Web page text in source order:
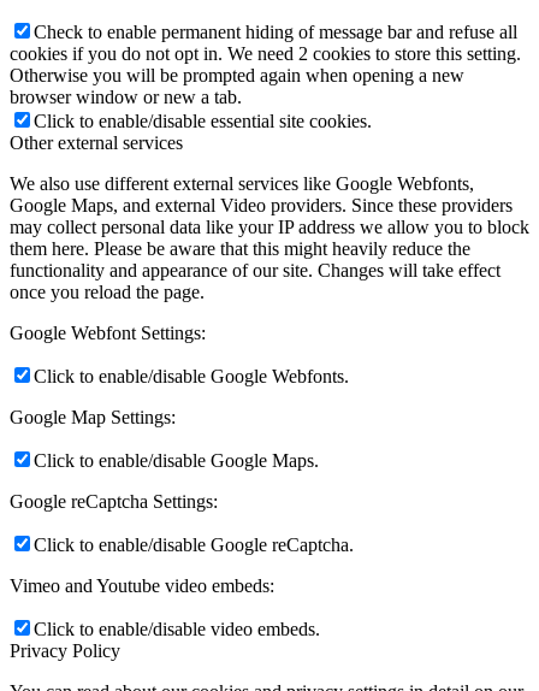
Check to enable permanent hiding of message bar and refuse all
cookies if you do not opt in. We need 2 cookies to store this setting.
Otherwise you will be prompted again when opening a new
browser window or new a tab.
Click to enable/disable essential site cookies.
Other external services
We also use different external services like Google Webfonts,
Google Maps, and external Video providers. Since these providers
may collect personal data like your IP address we allow you to block
them here. Please be aware that this might heavily reduce the
functionality and appearance of our site. Changes will take effect
once you reload the page.
Google Webfont Settings:
Click to enable/disable Google Webfonts.
Google Map Settings:
Click to enable/disable Google Maps.
Google reCaptcha Settings:
Click to enable/disable Google reCaptcha.
Vimeo and Youtube video embeds:
Click to enable/disable video embeds.
Privacy Policy